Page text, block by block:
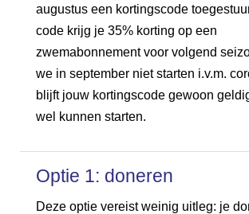
augustus een kortingscode
code krijg je 35% korting op een
zwemabonnement voor volgend
we in september niet starten i.v.m.
blijft jouw kortingscode gewoon
wel kunnen starten.
Optie 1: doneren
Deze optie vereist weinig uitleg: je